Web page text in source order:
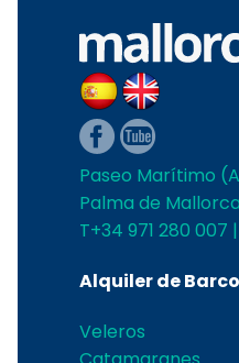
Paseo Marítimo
Palma de Mallorca
T+34 971 280 007
Alquiler de
Veleros